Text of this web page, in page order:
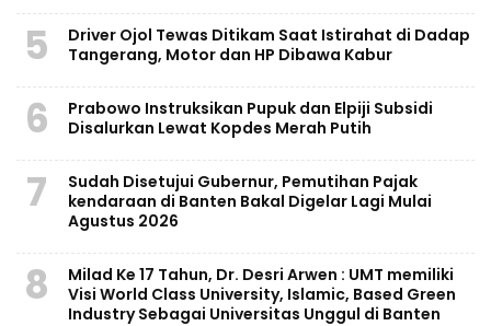
5
Driver Ojol Tewas Ditikam Saat Istirahat di Dadap
Tangerang, Motor dan HP Dibawa Kabur
6
Prabowo Instruksikan Pupuk dan Elpiji Subsidi
Disalurkan Lewat Kopdes Merah Putih
7
Sudah Disetujui Gubernur, Pemutihan Pajak
kendaraan di Banten Bakal Digelar Lagi Mulai
Agustus 2026
8
Milad Ke 17 Tahun, Dr. Desri Arwen : UMT memiliki
Visi World Class University, Islamic, Based Green
Industry Sebagai Universitas Unggul di Banten